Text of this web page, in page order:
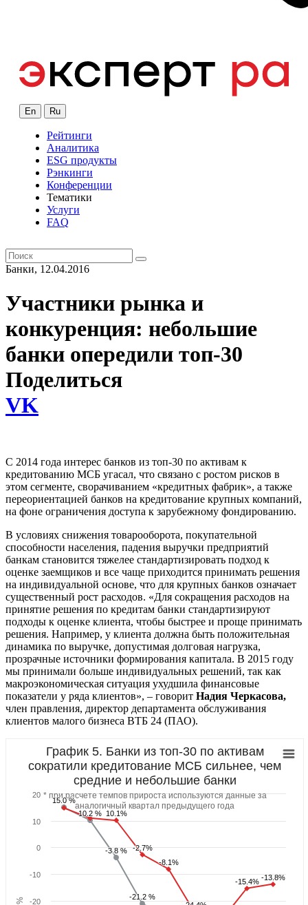
En Ru
Рейтинги
Аналитика
ESG продукты
Рэнкинги
Конференции
Тематики
Услуги
FAQ
Банки, 12.04.2016
Участники рынка и
конкуренция: небольшие
банки опередили топ-30
Поделиться
VK
С 2014 года интерес банков из топ-30 по активам к
кредитованию МСБ угасал, что связано с ростом рисков в
этом сегменте, сворачиванием «кредитных фабрик», а также
переориентацией банков на кредитование крупных компаний,
на фоне ограничения доступа к зарубежному фондированию.
В условиях снижения товарооборота, покупательной
способности населения, падения выручки предприятий
банкам становится тяжелее стандартизировать подход к
оценке заемщиков и все чаще приходится принимать решения
на индивидуальной основе, что для крупных банков означает
существенный рост расходов. «Для сокращения расходов на
принятие решения по кредитам банки стандартизируют
подходы к оценке клиента, чтобы быстрее и проще принимать
решения. Например, у клиента должна быть положительная
динамика по выручке, допустимая долговая нагрузка,
прозрачные источники формирования капитала. В 2015 году
мы принимали больше индивидуальных решений, так как
макроэкономическая ситуация ухудшила финансовые
показатели у ряда клиентов», – говорит Надия Черкасова,
член правления, директор департамента обслуживания
клиентов малого бизнеса ВТБ 24 (ПАО).
%
График 5. Банки из топ-30 по активам
сократили кредитование МСБ сильнее, чем
средние и небольшие банки
* при расчете темпов прироста используются данные за
аналогичный квартал предыдущего года
15.0 %
15.0 %
10.2 %
10.2 %
-3.8 %
-3.8 %
-21.2 %
-21.2 %
10.1%
10.1%
-2.7%
-2.7%
-8.1%
-8.1%
-15.4%
-15.4% -13.8%
-13.8%
-20
-10
0
10
20